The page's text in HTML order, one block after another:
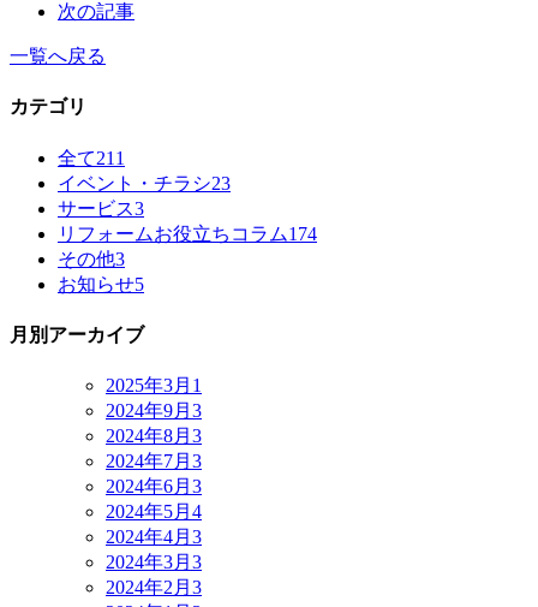
次の記事
一覧へ戻る
カテゴリ
全て211
イベント・チラシ23
サービス3
リフォームお役立ちコラム174
その他3
お知らせ5
月別アーカイブ
2025年3月 1
2024年9月 3
2024年8月 3
2024年7月 3
2024年6月 3
2024年5月 4
2024年4月 3
2024年3月 3
2024年2月 3